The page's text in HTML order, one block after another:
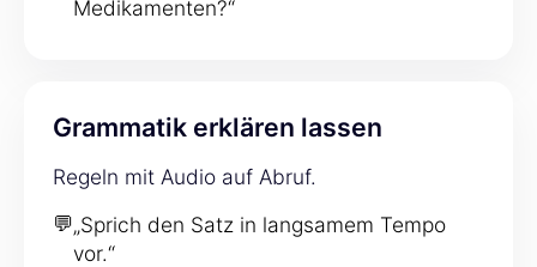
Medikamenten?“
Grammatik erklären lassen
Regeln mit Audio auf Abruf.
💬„Sprich den Satz in langsamem Tempo
vor.“